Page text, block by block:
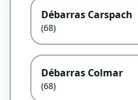
Débarras Carspach
(68)
Débarras Colmar
(68)